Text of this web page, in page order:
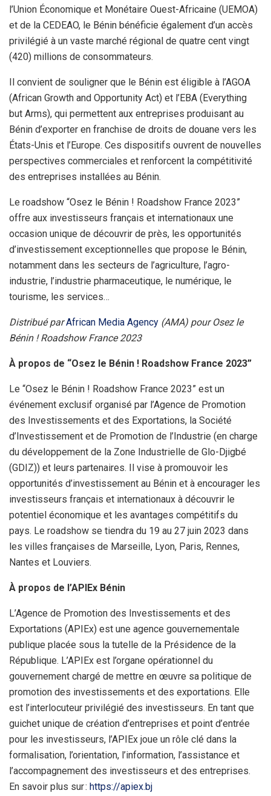
l’Union Économique et Monétaire Ouest-Africaine (UEMOA)
et de la CEDEAO, le Bénin bénéficie également d’un accès
privilégié à un vaste marché régional de quatre cent vingt
(420) millions de consommateurs.
Il convient de souligner que le Bénin est éligible à l’AGOA
(African Growth and Opportunity Act) et l’EBA (Everything
but Arms), qui permettent aux entreprises produisant au
Bénin d’exporter en franchise de droits de douane vers les
États-Unis et l’Europe. Ces dispositifs ouvrent de nouvelles
perspectives commerciales et renforcent la compétitivité
des entreprises installées au Bénin.
Le roadshow “Osez le Bénin ! Roadshow France 2023”
offre aux investisseurs français et internationaux une
occasion unique de découvrir de près, les opportunités
d’investissement exceptionnelles que propose le Bénin,
notamment dans les secteurs de l’agriculture, l’agro-
industrie, l’industrie pharmaceutique, le numérique, le
tourisme, les services…
Distribué parAfrican Media Agency (AMA) pour Osez le
Bénin ! Roadshow France 2023
À propos de “Osez le Bénin ! Roadshow France 2023”
Le “Osez le Bénin ! Roadshow France 2023” est un
événement exclusif organisé par l’Agence de Promotion
des Investissements et des Exportations, la Société
d’Investissement et de Promotion de l’Industrie (en charge
du développement de la Zone Industrielle de Glo-Djigbé
(GDIZ)) et leurs partenaires. Il vise à promouvoir les
opportunités d’investissement au Bénin et à encourager les
investisseurs français et internationaux à découvrir le
potentiel économique et les avantages compétitifs du
pays. Le roadshow se tiendra du 19 au 27 juin 2023 dans
les villes françaises de Marseille, Lyon, Paris, Rennes,
Nantes et Louviers.
À propos de l’APIEx Bénin
L’Agence de Promotion des Investissements et des
Exportations (APIEx) est une agence gouvernementale
publique placée sous la tutelle de la Présidence de la
République. L’APIEx est l’organe opérationnel du
gouvernement chargé de mettre en œuvre sa politique de
promotion des investissements et des exportations. Elle
est l’interlocuteur privilégié des investisseurs. En tant que
guichet unique de création d’entreprises et point d’entrée
pour les investisseurs, l’APIEx joue un rôle clé dans la
formalisation, l’orientation, l’information, l’assistance et
l’accompagnement des investisseurs et des entreprises.
En savoir plus sur : https://apiex.bj